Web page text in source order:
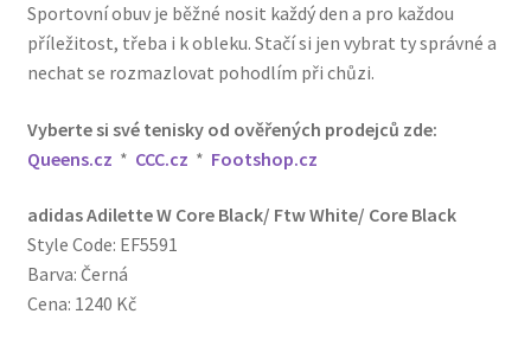
Sportovní obuv je běžné nosit každý den a pro každou
příležitost, třeba i k obleku. Stačí si jen vybrat ty správné a
nechat se rozmazlovat pohodlím při chůzi.
Vyberte si své tenisky od ověřených prodejců zde:
Queens.cz * CCC.cz * Footshop.cz
adidas Adilette W Core Black/ Ftw White/ Core Black
Style Code: EF5591
Barva: Černá
Cena: 1240 Kč